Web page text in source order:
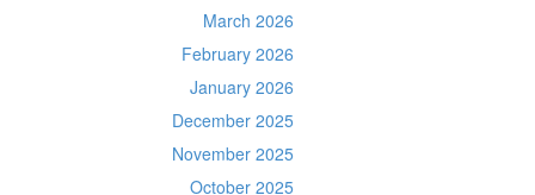
March 2026
February 2026
January 2026
December 2025
November 2025
October 2025